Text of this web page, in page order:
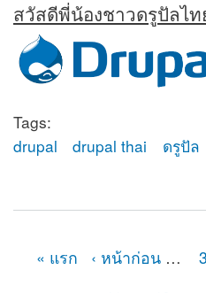
สวัสดีพี่น้องชาวดรูปัลไท
Tags:
drupal
drupal thai
ดรูปัล
about ยินดีต้อนรับสู่ดรูปัลไทย
« แรก ‹ หน้าก่อน …